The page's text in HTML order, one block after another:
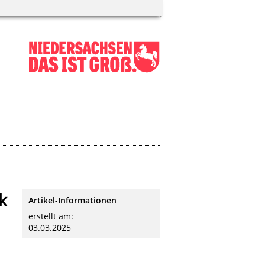
Artikel-Informationen
erstellt am:
03.03.2025